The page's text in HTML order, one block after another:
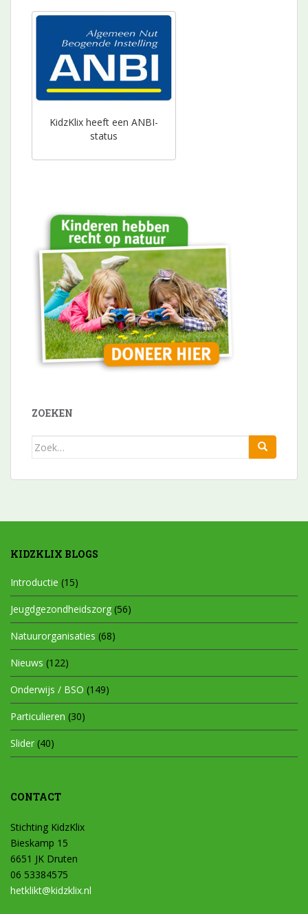
KidzKlix heeft een ANBI-
status
ZOEKEN
Zoek
KIDZKLIX BLOGS
Introductie (15)
Jeugdgezondheidszorg (56)
Natuurorganisaties (68)
Nieuws (122)
Onderwijs / BSO (149)
Particulieren (30)
Slider (40)
CONTACT
Stichting KidzKlix
Bieskamp 15
6651 JK Druten
06 53384575
hetklikt@kidzklix.nl